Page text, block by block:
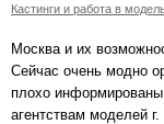
Кастинги и работа в
Москва и их
Сейчас очень модно
плохо
агентствам моделей